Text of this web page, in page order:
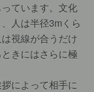
ています。文化
人は半径3mくら
視線が合うだけ
きにはさらに極
によって相手に